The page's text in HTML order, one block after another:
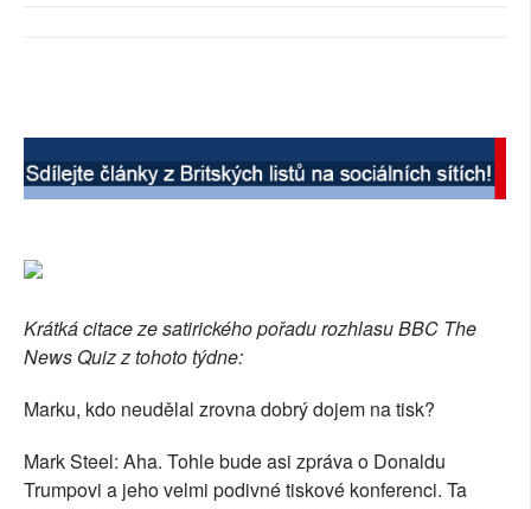
PLNÁ VERZE STRÁNEK
Krátká citace ze satirického pořadu rozhlasu BBC The
News Quiz z tohoto týdne:
Marku, kdo neudělal zrovna dobrý dojem na tisk?
Mark Steel: Aha. Tohle bude asi zpráva o Donaldu
Trumpovi a jeho velmi podivné tiskové konferenci. Ta